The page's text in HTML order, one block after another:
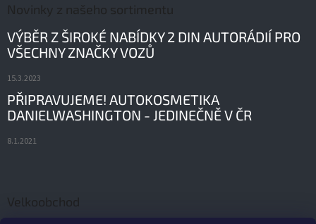
Novinky z našeho sortimentu
VÝBĚR Z ŠIROKÉ NABÍDKY 2 DIN AUTORÁDIÍ PRO
VŠECHNY ZNAČKY VOZŮ
15.3.2023
PŘIPRAVUJEME! AUTOKOSMETIKA
DANIELWASHINGTON - JEDINEČNĚ V ČR
8.1.2021
Velkoobchod